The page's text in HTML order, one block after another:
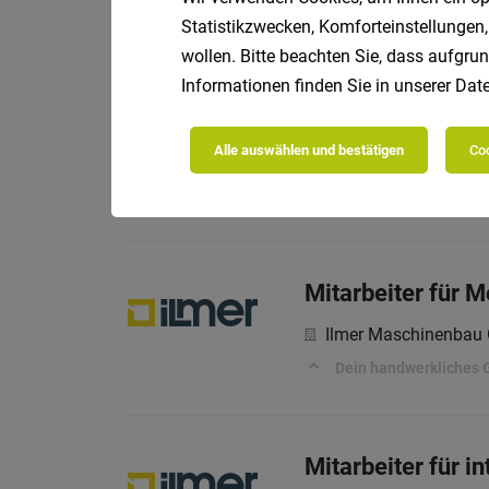
Zu Ihren Aufgaben
Mitarbeiter für
Ilmer Maschinenbau
Mitarbeiter für
Ilmer Maschinenbau
Dein handwerkliches
Mitarbeiter für
Statistikzwecken,
wollen. Bitte beachten Sie, dass
Informationen finden Sie in unserer
Alle auswählen und bestätigen